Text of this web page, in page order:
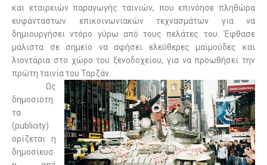
και εταιρειών παραγωγής ταινιών, που επινόησε πληθώρα
ευφάνταστων επικοινωνιακών τεχνασμάτων για να
δημιουργήσει ντόρο γύρω από τους πελάτες του. Έφθασε
μάλιστα σε σημείο να αφήσει ελεύθερες μαϊμούδες και
λιοντάρια στο χώρο του ξενοδοχείου, για να προωθήσει την
πρώτη ταινία του Ταρζάν.
Ως
δημοσιότη
τα
(publicity)
ορίζεται η
δημοσίευσ